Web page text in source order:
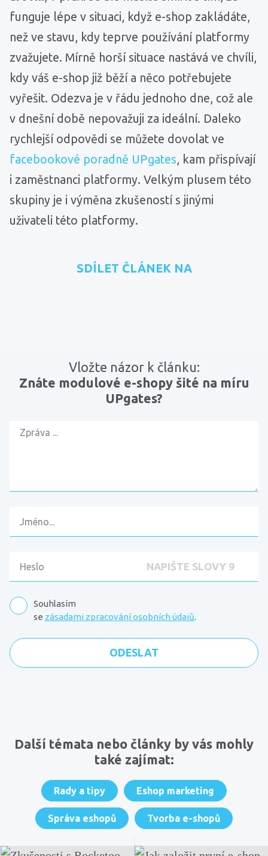
funguje lépe v situaci, když e-shop zakládáte,
než ve stavu, kdy teprve používání platformy
zvažujete. Mírně horší situace nastává ve chvíli,
kdy váš e-shop již běží a něco potřebujete
vyřešit. Odezva je v řádu jednoho dne, což ale
v dnešní době nepovažuji za ideální. Daleko
rychlejší odpovědi se můžete dovolat ve
facebookové poradně UPgates, kam přispívají
i zaměstnanci platformy. Velkým plusem této
skupiny je i výměna zkušeností s jinými
uživateli této platformy.
SDÍLET ČLÁNEK NA
Vložte názor k článku:
Znáte modulové e-shopy šité na míru
UPgates?
Souhlasím
se zásadami zpracování osobních údajů.
Další témata nebo články by vás mohly
také zajímat:
Rady a tipy Eshop marketing
Správa eshopů Tvorba e-shopů